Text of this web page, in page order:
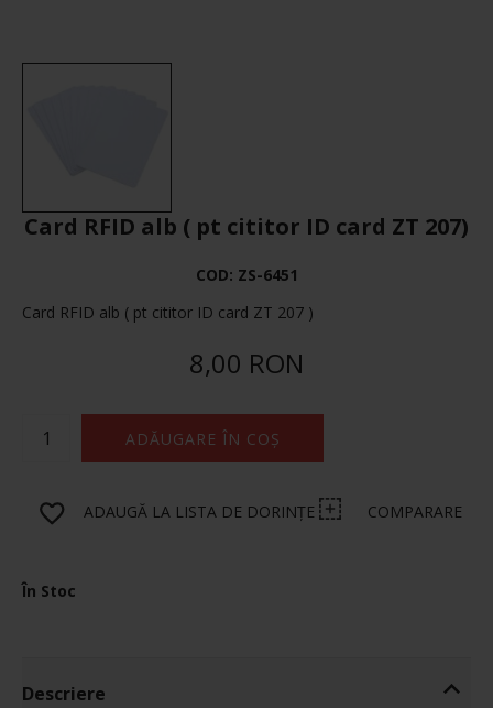
Card RFID alb ( pt cititor ID card ZT 207)
COD: ZS-6451
Card RFID alb ( pt cititor ID card ZT 207 )
8,00 RON
ADĂUGARE ÎN COȘ
ADAUGĂ LA LISTA DE DORINȚE COMPARARE
În Stoc
Descriere